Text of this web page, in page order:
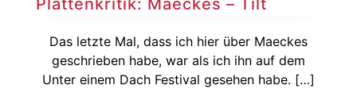
Plattenkritik: Maeckes – Tilt
Das letzte Mal, dass ich hier über Maeckes
geschrieben habe, war als ich ihn auf dem
Unter einem Dach Festival gesehen habe. […]